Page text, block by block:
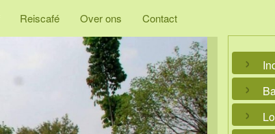
Reiscafé Over ons Contact